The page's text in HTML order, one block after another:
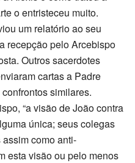
o entristeceu muito.
um relatório ao seu
recepção pelo Arcebispo
Outros sacerdotes
cartas a Padre
similares.
“a visão de João contra
única; seus colegas
como anti-
esta visão ou pelo menos